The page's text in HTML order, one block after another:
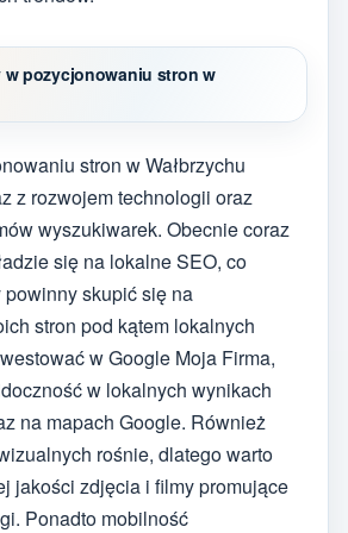
w pozycjonowaniu stron w
stron w Wałbrzychu
z rozwojem technologii oraz
wyszukiwarek. Obecnie coraz
się na lokalne SEO, co
skupić się na
stron pod kątem lokalnych
w Google Moja Firma,
w lokalnych wynikach
na mapach Google. Również
rośnie, dlatego warto
jakości zdjęcia i filmy promujące
Ponadto mobilność